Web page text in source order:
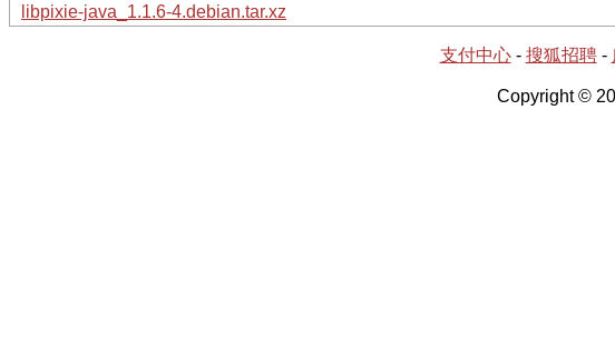
libpixie-java_1.1.6-4.debian.tar.xz
支付中心- 搜狐招聘-
Copyright ©